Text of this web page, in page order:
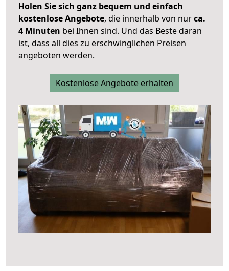
Holen Sie sich ganz bequem und einfach
kostenlose Angebote, die innerhalb von nurca.
4 Minuten bei Ihnen sind. Und das Beste daran
ist, dass all dies zu erschwinglichen Preisen
angeboten werden.
Kostenlose Angebote erhalten